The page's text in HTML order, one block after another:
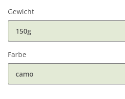
Gewicht
150g
Farbe
camo